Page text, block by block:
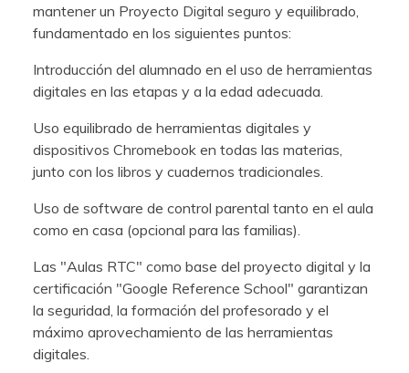
mantener un Proyecto Digital seguro y equilibrado,
fundamentado en los siguientes puntos:
Introducción del alumnado en el uso de herramientas
digitales en las etapas y a la edad adecuada.
Uso equilibrado de herramientas digitales y
dispositivos Chromebook en todas las materias,
junto con los libros y cuadernos tradicionales.
Uso de software de control parental tanto en el aula
como en casa (opcional para las familias).
Las "Aulas RTC" como base del proyecto digital y la
certificación "Google Reference School" garantizan
la seguridad, la formación del profesorado y el
máximo aprovechamiento de las herramientas
digitales.